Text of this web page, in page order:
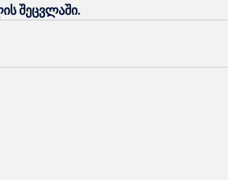
შეცვლაში.